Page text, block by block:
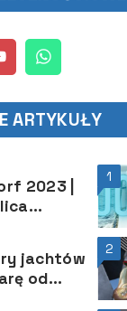
ARTYKUŁY
1
2023 |
2
jachtów
od